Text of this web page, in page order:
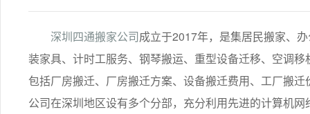
深圳四通搬家公司成立于2017年，是集居民搬家、
装家具、计时工服务、钢琴搬运、重型设备迁移、空调
包括厂房搬迁、厂房搬迁方案、设备搬迁费用、工厂搬
公司在深圳地区设有多个分部，充分利用先进的计算机